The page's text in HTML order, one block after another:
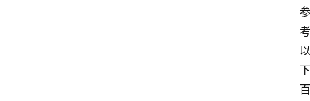
参
考
以
下
百